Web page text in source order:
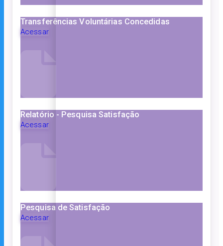
Transferências Voluntárias Concedidas
Acessar
Relatório - Pesquisa Satisfação
Acessar
Pesquisa de Satisfação
Acessar